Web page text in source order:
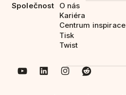
Společnost
O nás
Kariéra
Centrum inspirace
Tisk
Twist